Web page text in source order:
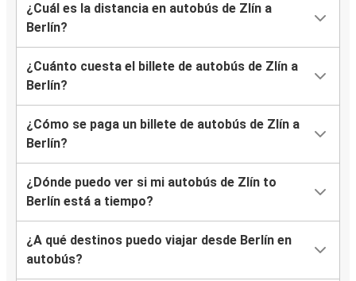
¿Cuál es la distancia en autobús de Zlín a
Berlín?
¿Cuánto cuesta el billete de autobús de Zlín a
Berlín?
¿Cómo se paga un billete de autobús de Zlín a
Berlín?
¿Dónde puedo ver si mi autobús de Zlín to
Berlín está a tiempo?
¿A qué destinos puedo viajar desde Berlín en
autobús?